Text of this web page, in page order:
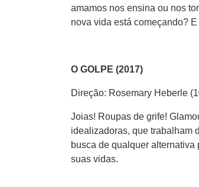
amamos nos ensina ou nos
nova vida está começando?
O GOLPE (2017)
Direção: Rosemary Heberle
Joias! Roupas de grife!
idealizadoras, que trabalham
busca de qualquer
suas vidas.